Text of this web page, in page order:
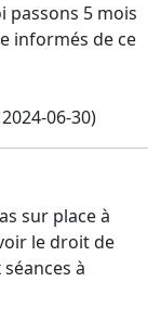
passons 5 mois
informés de ce
06-30)
sur place à
le droit de
à